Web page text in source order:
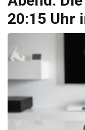
20:15 Uhr